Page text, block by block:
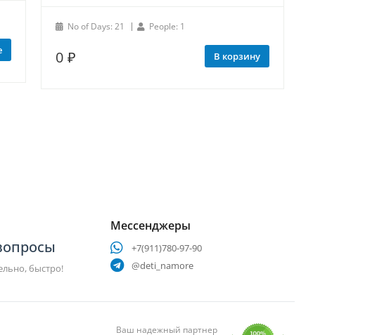
No of Days: 21 People: 1
0₽ В корзину
быстро!
Мессенджеры
+7(911)780-97-90
@deti_namore
Ваш надежный партнер